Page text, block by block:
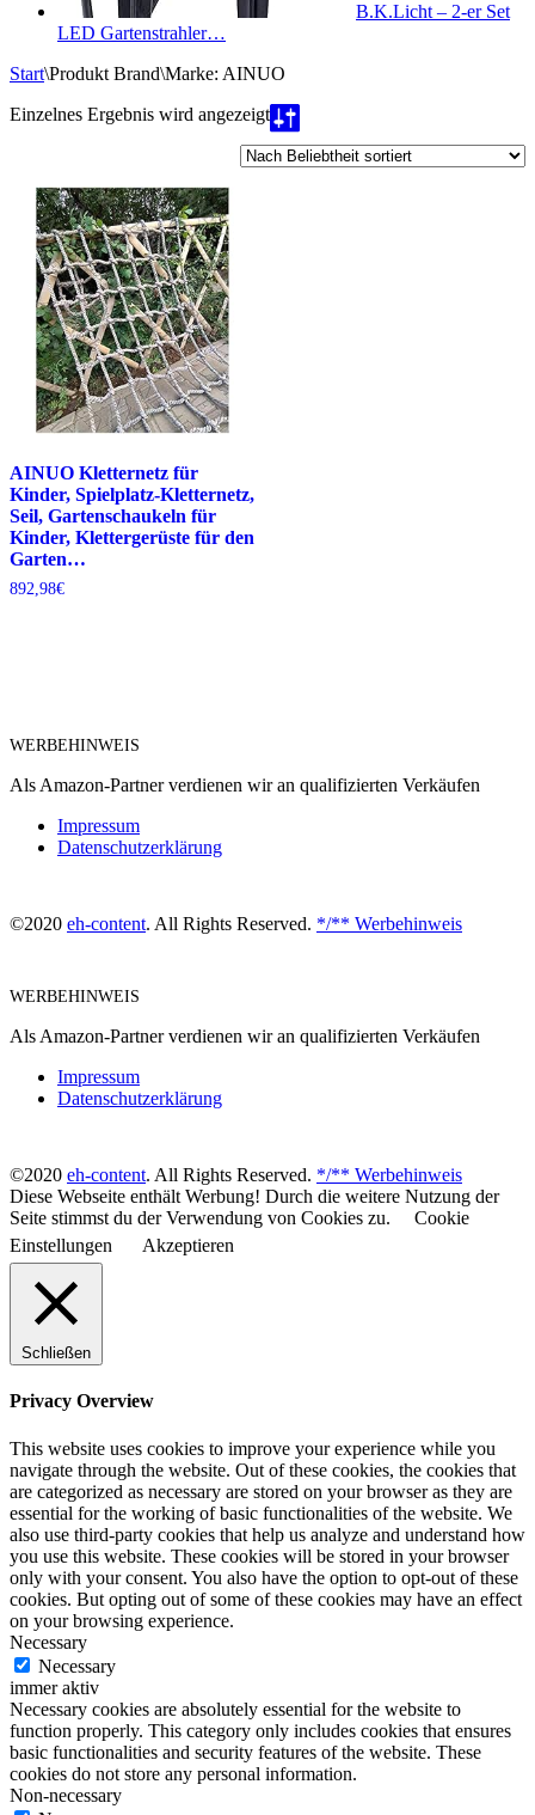
B.K.Licht – 2-er Set
LED Gartenstrahler…
Start\Produkt Brand\Marke: AINUO
Einzelnes Ergebnis wird angezeigt
AINUO Kletternetz für
Kinder, Spielplatz-Kletternetz,
Seil, Gartenschaukeln für
Kinder, Klettergerüste für den
Garten…
892,98€
WERBEHINWEIS
Als Amazon-Partner verdienen wir an qualifizierten Verkäufen
Impressum
Datenschutzerklärung
©2020 eh-content. All Rights Reserved. */** Werbehinweis
WERBEHINWEIS
Als Amazon-Partner verdienen wir an qualifizierten Verkäufen
Impressum
Datenschutzerklärung
©2020 eh-content. All Rights Reserved. */** Werbehinweis
Diese Webseite enthält Werbung! Durch die weitere Nutzung der
Seite stimmst du der Verwendung von Cookies zu.
Cookie
Einstellungen
Akzeptieren
Schließen
Privacy Overview
This website uses cookies to improve your experience while you
navigate through the website. Out of these cookies, the cookies that
are categorized as necessary are stored on your browser as they are
essential for the working of basic functionalities of the website. We
also use third-party cookies that help us analyze and understand how
you use this website. These cookies will be stored in your browser
only with your consent. You also have the option to opt-out of these
cookies. But opting out of some of these cookies may have an effect
on your browsing experience.
Necessary
Necessary
immer aktiv
Necessary cookies are absolutely essential for the website to
function properly. This category only includes cookies that ensures
basic functionalities and security features of the website. These
cookies do not store any personal information.
Non-necessary